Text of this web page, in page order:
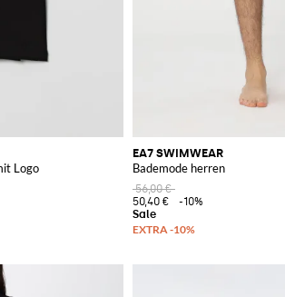
Logo
EA7 SWIMWEAR
Bademode herren
56,00 €
50,40 €
-10%